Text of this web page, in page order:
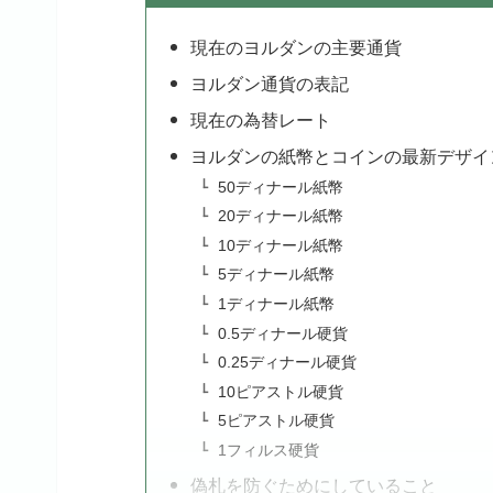
現在のヨルダンの主要通貨
ヨルダン通貨の表記
現在の為替レート
ヨルダンの紙幣とコインの最新デザ
50ディナール紙幣
20ディナール紙幣
10ディナール紙幣
5ディナール紙幣
1ディナール紙幣
0.5ディナール硬貨
0.25ディナール硬貨
10ピアストル硬貨
5ピアストル硬貨
1フィルス硬貨
偽札を防ぐためにしていること